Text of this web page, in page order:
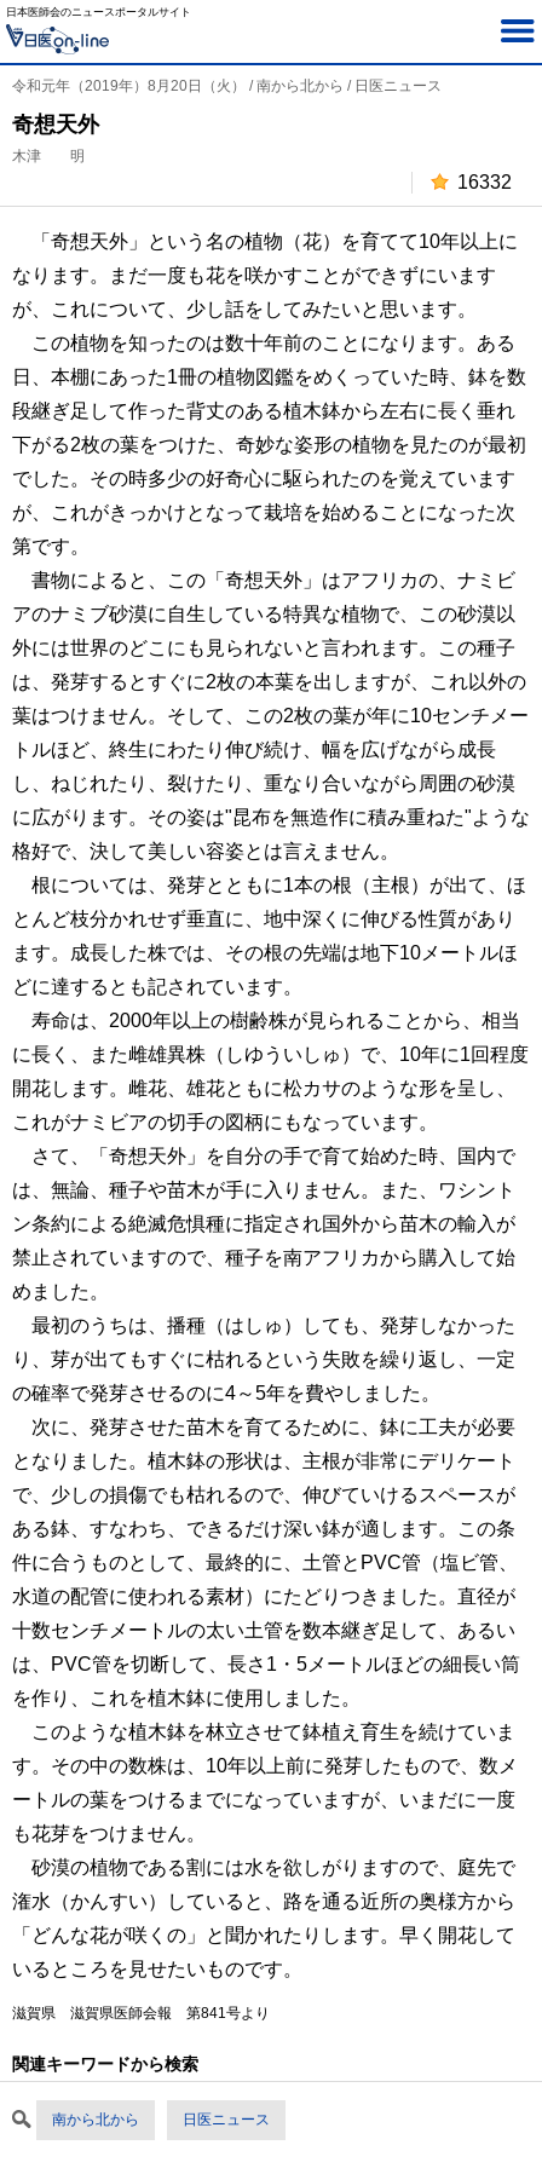
日本医師会のニュースポータルサイト
令和元年（2019年）8月20日（火） / 南から北から / 日医ニュース
奇想天外
木津 明
16332
「奇想天外」という名の植物（花）を育てて10年以上に
なります。まだ一度も花を咲かすことができずにいます
が、これについて、少し話をしてみたいと思います。
この植物を知ったのは数十年前のことになります。ある
日、本棚にあった1冊の植物図鑑をめくっていた時、鉢を数
段継ぎ足して作った背丈のある植木鉢から左右に長く垂れ
下がる2枚の葉をつけた、奇妙な姿形の植物を見たのが最初
でした。その時多少の好奇心に駆られたのを覚えています
が、これがきっかけとなって栽培を始めることになった次
第です。
書物によると、この「奇想天外」はアフリカの、ナミビ
アのナミブ砂漠に自生している特異な植物で、この砂漠以
外には世界のどこにも見られないと言われます。この種子
は、発芽するとすぐに2枚の本葉を出しますが、これ以外の
葉はつけません。そして、この2枚の葉が年に10センチメー
トルほど、終生にわたり伸び続け、幅を広げながら成長
し、ねじれたり、裂けたり、重なり合いながら周囲の砂漠
に広がります。その姿は"昆布を無造作に積み重ねた"ような
格好で、決して美しい容姿とは言えません。
根については、発芽とともに1本の根（主根）が出て、ほ
とんど枝分かれせず垂直に、地中深くに伸びる性質があり
ます。成長した株では、その根の先端は地下10メートルほ
どに達するとも記されています。
寿命は、2000年以上の樹齢株が見られることから、相当
に長く、また雌雄異株（しゆういしゅ）で、10年に1回程度
開花します。雌花、雄花ともに松カサのような形を呈し、
これがナミビアの切手の図柄にもなっています。
さて、「奇想天外」を自分の手で育て始めた時、国内で
は、無論、種子や苗木が手に入りません。また、ワシント
ン条約による絶滅危惧種に指定され国外から苗木の輸入が
禁止されていますので、種子を南アフリカから購入して始
めました。
最初のうちは、播種（はしゅ）しても、発芽しなかった
り、芽が出てもすぐに枯れるという失敗を繰り返し、一定
の確率で発芽させるのに4～5年を費やしました。
次に、発芽させた苗木を育てるために、鉢に工夫が必要
となりました。植木鉢の形状は、主根が非常にデリケート
で、少しの損傷でも枯れるので、伸びていけるスペースが
ある鉢、すなわち、できるだけ深い鉢が適します。この条
件に合うものとして、最終的に、土管とPVC管（塩ビ管、
水道の配管に使われる素材）にたどりつきました。直径が
十数センチメートルの太い土管を数本継ぎ足して、あるい
は、PVC管を切断して、長さ1・5メートルほどの細長い筒
を作り、これを植木鉢に使用しました。
このような植木鉢を林立させて鉢植え育生を続けていま
す。その中の数株は、10年以上前に発芽したもので、数メ
ートルの葉をつけるまでになっていますが、いまだに一度
も花芽をつけません。
砂漠の植物である割には水を欲しがりますので、庭先で
潅水（かんすい）していると、路を通る近所の奥様方から
「どんな花が咲くの」と聞かれたりします。早く開花して
いるところを見せたいものです。
滋賀県 滋賀県医師会報 第841号より
関連キーワードから検索
南から北から 日医ニュース